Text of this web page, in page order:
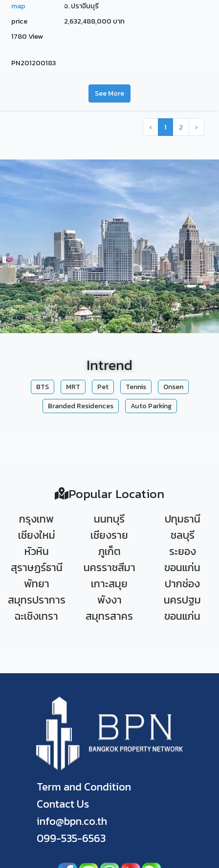
map
จ. ปราจีนบุรี
price
2,632,488,000 บาท
1780 View
PN201200183
See More
‹ 1 2 ›
Intrend
BTS MRT Pet Tennis
Onsen
Branded Residences
Auto Parking
Popular Location
กรุงเทพ นนทบุรี
ปทุมธานี
เชียงใหม่
เชียงราย
ชลบุรี
หัวหิน
ภูเก็ต
ระยอง
สุราษฏร์ธานี
นครราชสีมา
ขอนแก่น
พัทยา
เกาะสมุย
ปากช่อง
สมุทรปราการ
พังงา
นครปฐม
ฉะเชิงเทรา
สมุทรสาคร ขอนแก่น
Term and Condition
Contact Us
info@bpn.co.th
099-535-6563